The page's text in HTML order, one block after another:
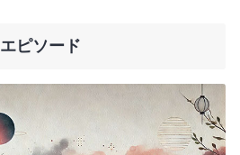
ピソード